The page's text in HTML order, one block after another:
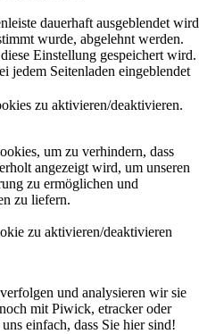
dauerhaft ausgeblendet wird
wurde, abgelehnt werden.
Einstellung gespeichert wird.
jedem Seitenladen eingeblendet
zu aktivieren/deaktivieren.
um zu verhindern, dass
angezeigt wird, um unseren
zu ermöglichen und
zu liefern.
zu aktivieren/deaktivieren
und analysieren wir sie
mit Piwick, etracker oder
einfach, dass Sie hier sind!